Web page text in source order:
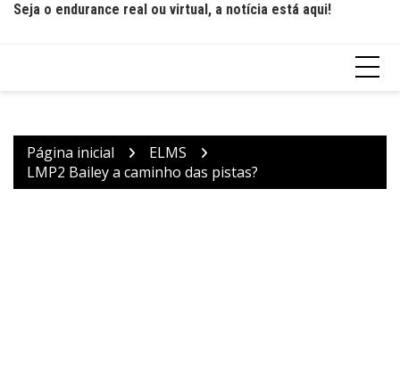
Seja o endurance real ou virtual, a notícia está aqui!
Página inicial
ELMS
LMP2 Bailey a caminho das pistas?